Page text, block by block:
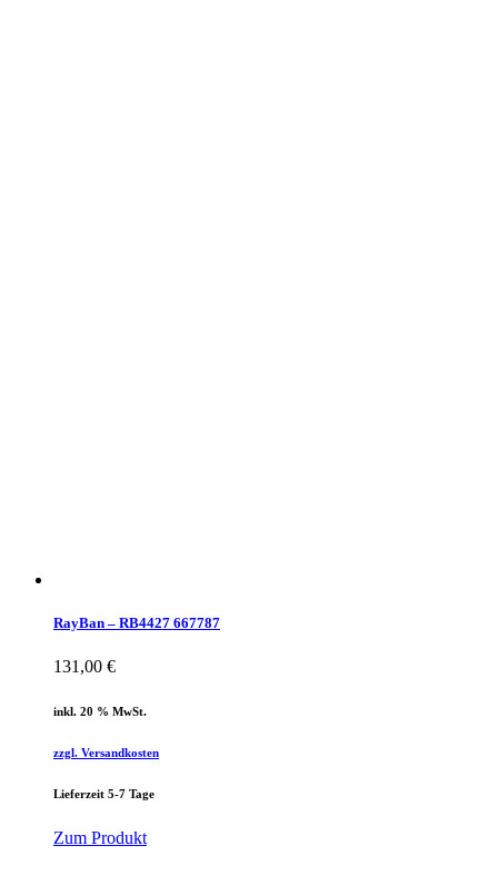
RayBan – RB4427 667787
131,00 €
inkl. 20 % MwSt.
zzgl. Versandkosten
Lieferzeit 5-7 Tage
Zum Produkt